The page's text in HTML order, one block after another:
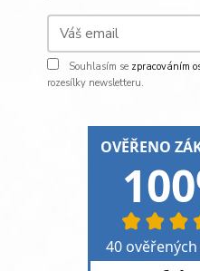
Souhlasím se zpracováním
rozesílky newsletteru.